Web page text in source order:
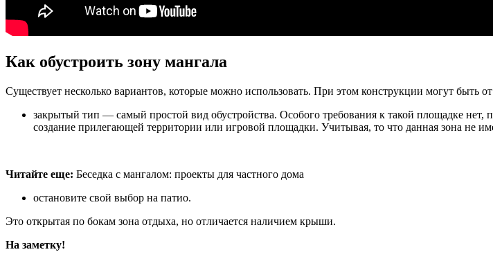
Как обустроить зону мангала
Существует несколько вариантов, которые можно использовать. При этом конструкции могут быть
закрытый тип — самый простой вид обустройства. Особого требования к такой площадке
создание прилегающей территории или игровой площадки. Учитывая, то что данная зона не
Читайте еще: Беседка с мангалом: проекты для частного дома
остановите свой выбор на патио.
Это открытая по бокам зона отдыха, но отличается наличием крыши.
На заметку!